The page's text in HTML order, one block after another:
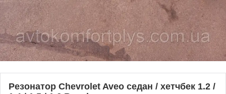
Резонатор Chevrolet Aveo седан / хетчбек 1.2 /